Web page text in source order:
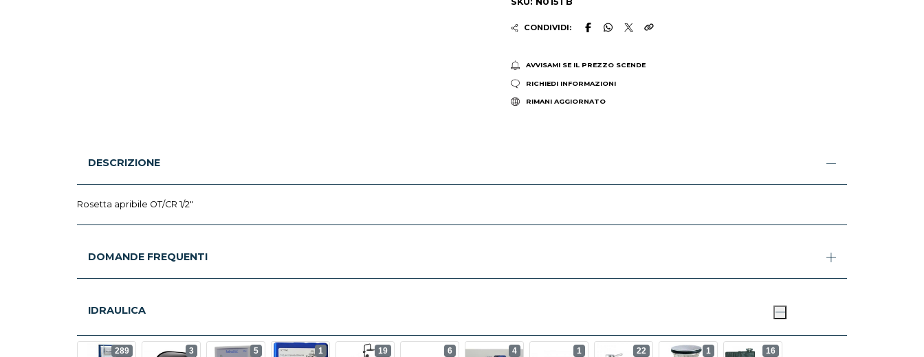
CONDIVIDI:
AVVISAMI SE IL PREZZO SCENDE
RICHIEDI INFORMAZIONI
RIMANI AGGIORNATO
DESCRIZIONE
Rosetta apribile OT/CR 1/2"
DOMANDE FREQUENTI
IDRAULICA
289 3 5 1 19 6 4 1 22 1 16